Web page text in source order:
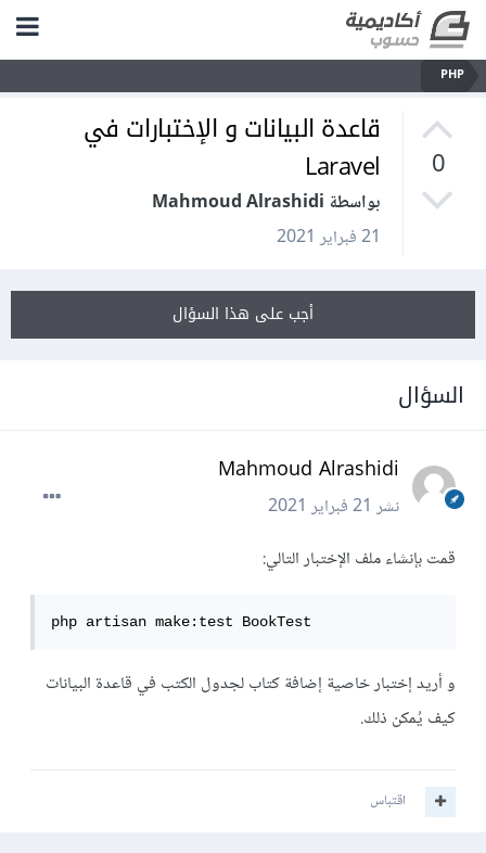
PHP
0
قاعدة البيانات و الإختبارات في
Laravel
بواسطة Mahmoud Alrashidi
21 فبراير 2021
أجب على هذا السؤال
السؤال
Mahmoud Alrashidi
نشر21 فبراير 2021
قمت بإنشاء ملف الإختبار التالي:
php artisan make:test BookTest
و أريد إختبار خاصية إضافة كتاب لجدول الكتب في قاعدة البيانات
كيف يُمكن ذلك.
اقتباس